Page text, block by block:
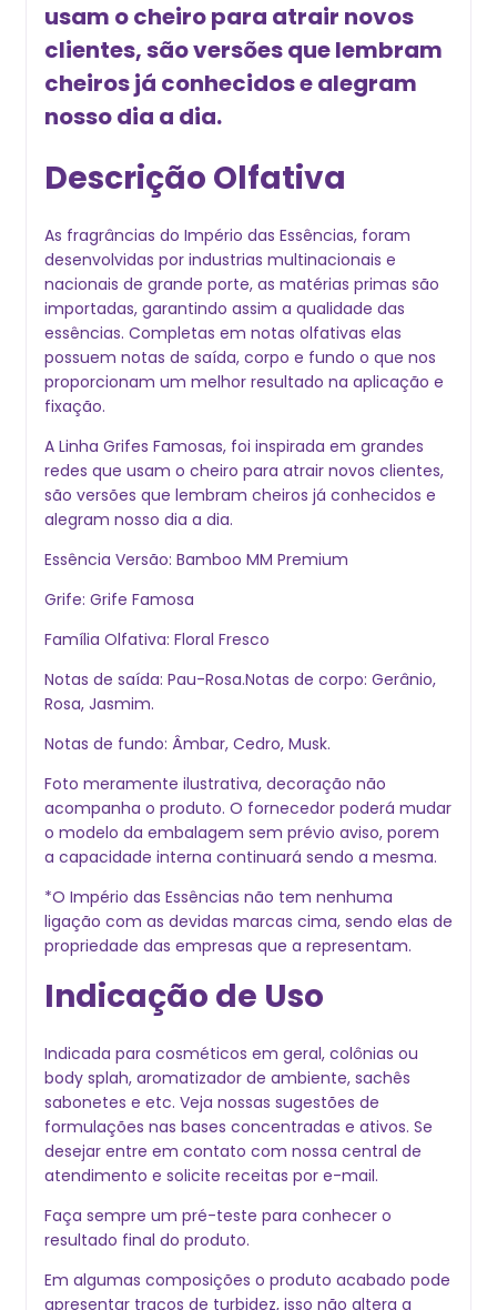
usam o cheiro para atrair novos
clientes, são versões que lembram
cheiros já conhecidos e alegram
nosso dia a dia.
Descrição Olfativa
As fragrâncias do Império das Essências, foram
desenvolvidas por industrias multinacionais e
nacionais de grande porte, as matérias primas são
importadas, garantindo assim a qualidade das
essências. Completas em notas olfativas elas
possuem notas de saída, corpo e fundo o que nos
proporcionam um melhor resultado na aplicação e
fixação.
A Linha Grifes Famosas, foi inspirada em grandes
redes que usam o cheiro para atrair novos clientes,
são versões que lembram cheiros já conhecidos e
alegram nosso dia a dia.
Essência Versão: Bamboo MM Premium
Grife: Grife Famosa
Família Olfativa: Floral Fresco
Notas de saída: Pau-Rosa.Notas de corpo: Gerânio,
Rosa, Jasmim.
Notas de fundo: Âmbar, Cedro, Musk.
Foto meramente ilustrativa, decoração não
acompanha o produto. O fornecedor poderá mudar
o modelo da embalagem sem prévio aviso, porem
a capacidade interna continuará sendo a mesma.
*O Império das Essências não tem nenhuma
ligação com as devidas marcas cima, sendo elas de
propriedade das empresas que a representam.
Indicação de Uso
Indicada para cosméticos em geral, colônias ou
body splah, aromatizador de ambiente, sachês
sabonetes e etc. Veja nossas sugestões de
formulações nas bases concentradas e ativos. Se
desejar entre em contato com nossa central de
atendimento e solicite receitas por e-mail.
Faça sempre um pré-teste para conhecer o
resultado final do produto.
Em algumas composições o produto acabado pode
apresentar traços de turbidez, isso não altera a